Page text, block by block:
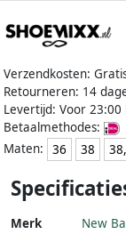
Verzendkosten:
Retourneren: 14
Levertijd: Voor
Betaalmethodes:
Maten:
36 38
Merk New